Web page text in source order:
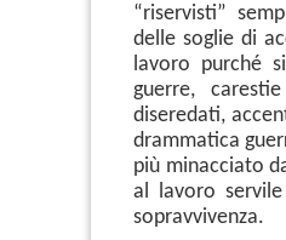
“riservisti”
delle soglie di
lavoro purché
guerre,
diseredati,
drammatica
più minacciato
al lavoro
sopravvivenza.